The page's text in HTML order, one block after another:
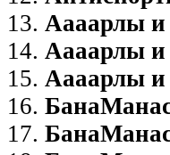
Аaaaрлы и
Аaaaрлы и
Аaaaрлы и